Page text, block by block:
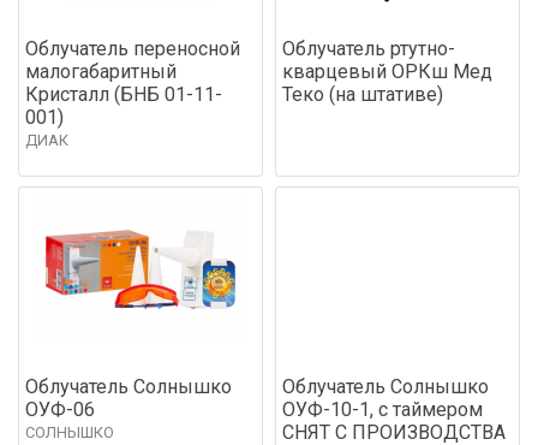
Облучатель переносной
малогабаритный
Кристалл (БНБ 01-11-
001)
ДИАК
Облучатель ртутно-
кварцевый ОРКш Мед
Теко (на штативе)
Облучатель Солнышко
ОУФ-06
СОЛНЫШКО
Облучатель Солнышко
ОУФ-10-1, с таймером
СНЯТ С ПРОИЗВОДСТВА